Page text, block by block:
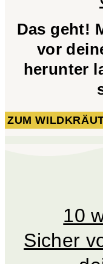
Das geht!
vor
herunter
ZUM
10
Sicher